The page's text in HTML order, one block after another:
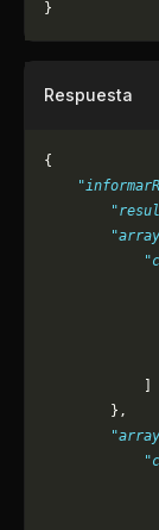
}
Respuesta
{
        },